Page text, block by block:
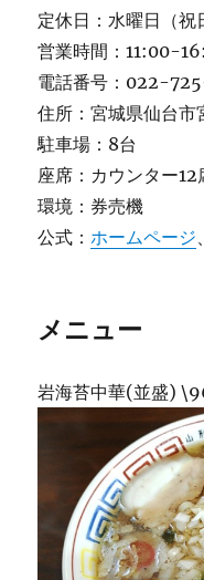
定休日：水曜日（祝
営業時間：11:00-
電話番号：022-
住所：宮城県仙台
駐車場：8台
座席：カウンター12
環境：券売機
公式：ホームページ、
メニュー
岩海苔中華(並盛)